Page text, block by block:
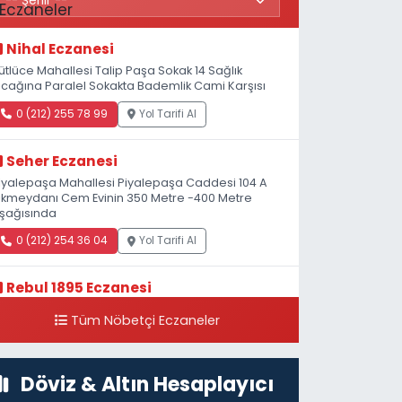
Nihal Eczanesi
Mahallesi Talip Paşa Sokak 14 Sağlık
Paralel Sokakta Bademlik Cami Karşısı
0 (212) 255 78 99 Yol Tarifi Al
Seher Eczanesi
Mahallesi Piyalepaşa Caddesi 104 A
Cem Evinin 350 Metre -400 Metre
0 (212) 254 36 04 Yol Tarifi Al
Rebul 1895 Eczanesi
Sokak, 3B Akbank Sanat karşısı, Fransız
Çaprazı
Tüm Nöbetçi Eczaneler
Döviz & Altın Hesaplayıcı